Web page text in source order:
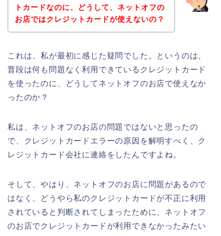
トカードなのに、どうして、ネットオフの
お店ではクレジットカードが使えないの？
これは、私が最初に感じた疑問でした。というのは、
普段は何も問題なく利用できているクレジットカード
を使ったのに、どうしてネットオフのお店で使えなか
ったのか？
私は、ネットオフのお店の問題ではないと思ったの
で、クレジットカードエラーの原因を解明すべく、ク
レジットカード会社に連絡をしたんですよね。
そして、やはり、ネットオフのお店に問題があるので
はなく、どうやら私のクレジットカードが不正に利用
されていると判断されてしまったために、ネットオフ
のお店でクレジットカードが利用できなかったみたい